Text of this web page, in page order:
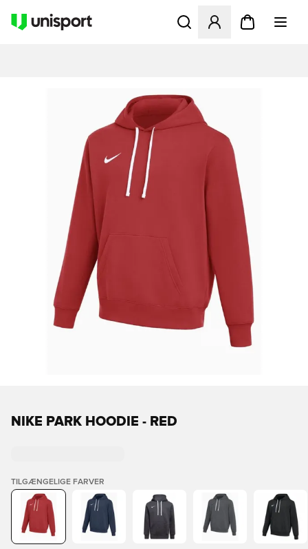
Åbner en Modal til at
NIKE PARK HOODIE - RED
TILGÆNGELIGE FARVER